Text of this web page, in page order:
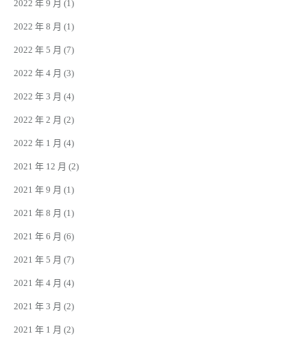
2022 年 9 月 (1)
2022 年 8 月 (1)
2022 年 5 月 (7)
2022 年 4 月 (3)
2022 年 3 月 (4)
2022 年 2 月 (2)
2022 年 1 月 (4)
2021 年 12 月 (2)
2021 年 9 月 (1)
2021 年 8 月 (1)
2021 年 6 月 (6)
2021 年 5 月 (7)
2021 年 4 月 (4)
2021 年 3 月 (2)
2021 年 1 月 (2)